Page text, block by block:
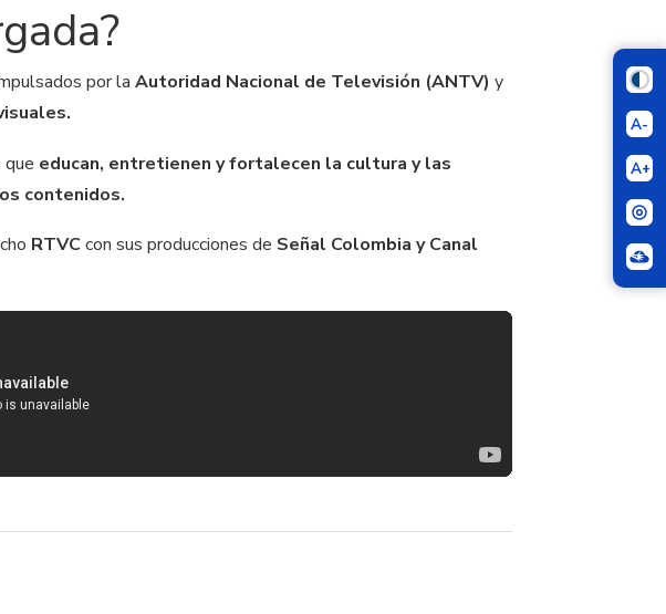
A-
A+
por laAutoridad Nacional de Televisión (ANTV)y
educan, entretienen y fortalecen la cultura y las
contenidos.
RTVC con sus producciones de Señal Colombia y Canal